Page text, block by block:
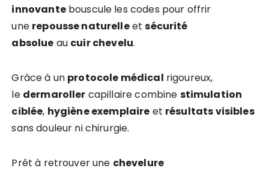
innovantebouscule les codes pour offrir
une repousse naturelleetsécurité
absolue au cuir chevelu.
Grâce à un protocole médical rigoureux,
le dermaroller capillaire combine stimulation
ciblée, hygiène exemplaire et résultats visibles
sans douleur ni chirurgie.
Prêt à retrouver une chevelure